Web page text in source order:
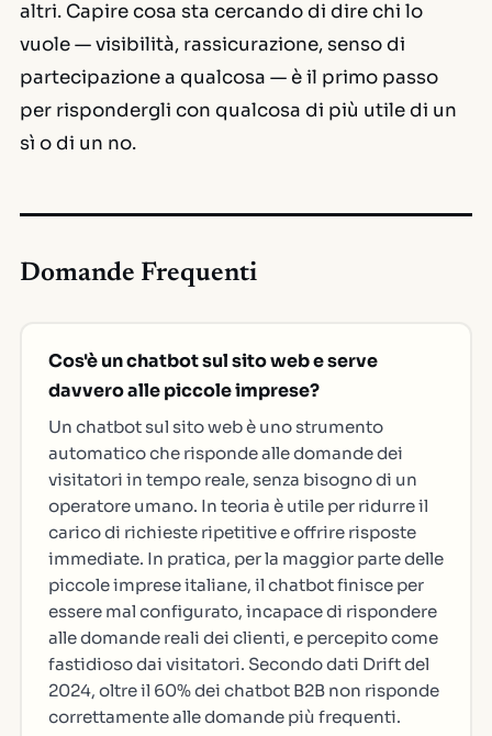
altri. Capire cosa sta cercando di dire chi lo
vuole — visibilità, rassicurazione, senso di
partecipazione a qualcosa — è il primo passo
per rispondergli con qualcosa di più utile di un
sì o di un no.
Domande Frequenti
Cos'è un chatbot sul sito web e serve
davvero alle piccole imprese?
Un chatbot sul sito web è uno strumento
automatico che risponde alle domande dei
visitatori in tempo reale, senza bisogno di un
operatore umano. In teoria è utile per ridurre il
carico di richieste ripetitive e offrire risposte
immediate. In pratica, per la maggior parte delle
piccole imprese italiane, il chatbot finisce per
essere mal configurato, incapace di rispondere
alle domande reali dei clienti, e percepito come
fastidioso dai visitatori. Secondo dati Drift del
2024, oltre il 60% dei chatbot B2B non risponde
correttamente alle domande più frequenti.